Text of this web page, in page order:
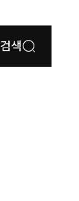
검색